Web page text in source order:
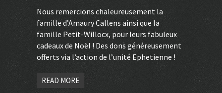
Nous remercions chaleureusement la
famille d’Amaury Callens ainsi que la
famille Petit-Willocx, pour leurs fabuleux
cadeaux de Noël ! Des dons généreusement
offerts via l’action de l’unité Ephetienne !
READ MORE